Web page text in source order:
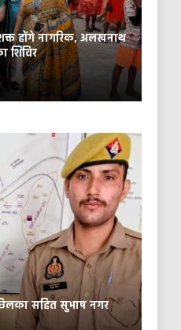
होंगे नागरिक, अलखनाथ
शिविर
सहित सुभाष नगर